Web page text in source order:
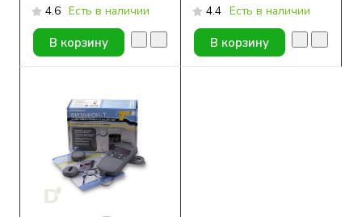
4.6 Есть в наличии
В корзину
4.4 Есть в наличии
В корзину